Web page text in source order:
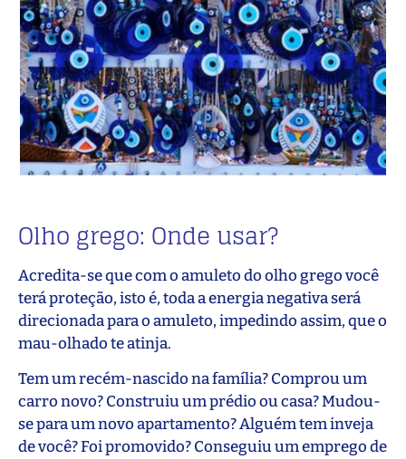
Olho grego: Onde usar?
Acredita-se que com o amuleto do olho grego você
terá proteção, isto é, toda a energia negativa será
direcionada para o amuleto, impedindo assim, que o
mau-olhado te atinja.
Tem um recém-nascido na família? Comprou um
carro novo? Construiu um prédio ou casa? Mudou-
se para um novo apartamento? Alguém tem inveja
de você? Foi promovido? Conseguiu um emprego de